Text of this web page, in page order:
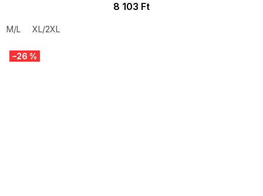
8 103 Ft
M/L XL/2XL
–26 %